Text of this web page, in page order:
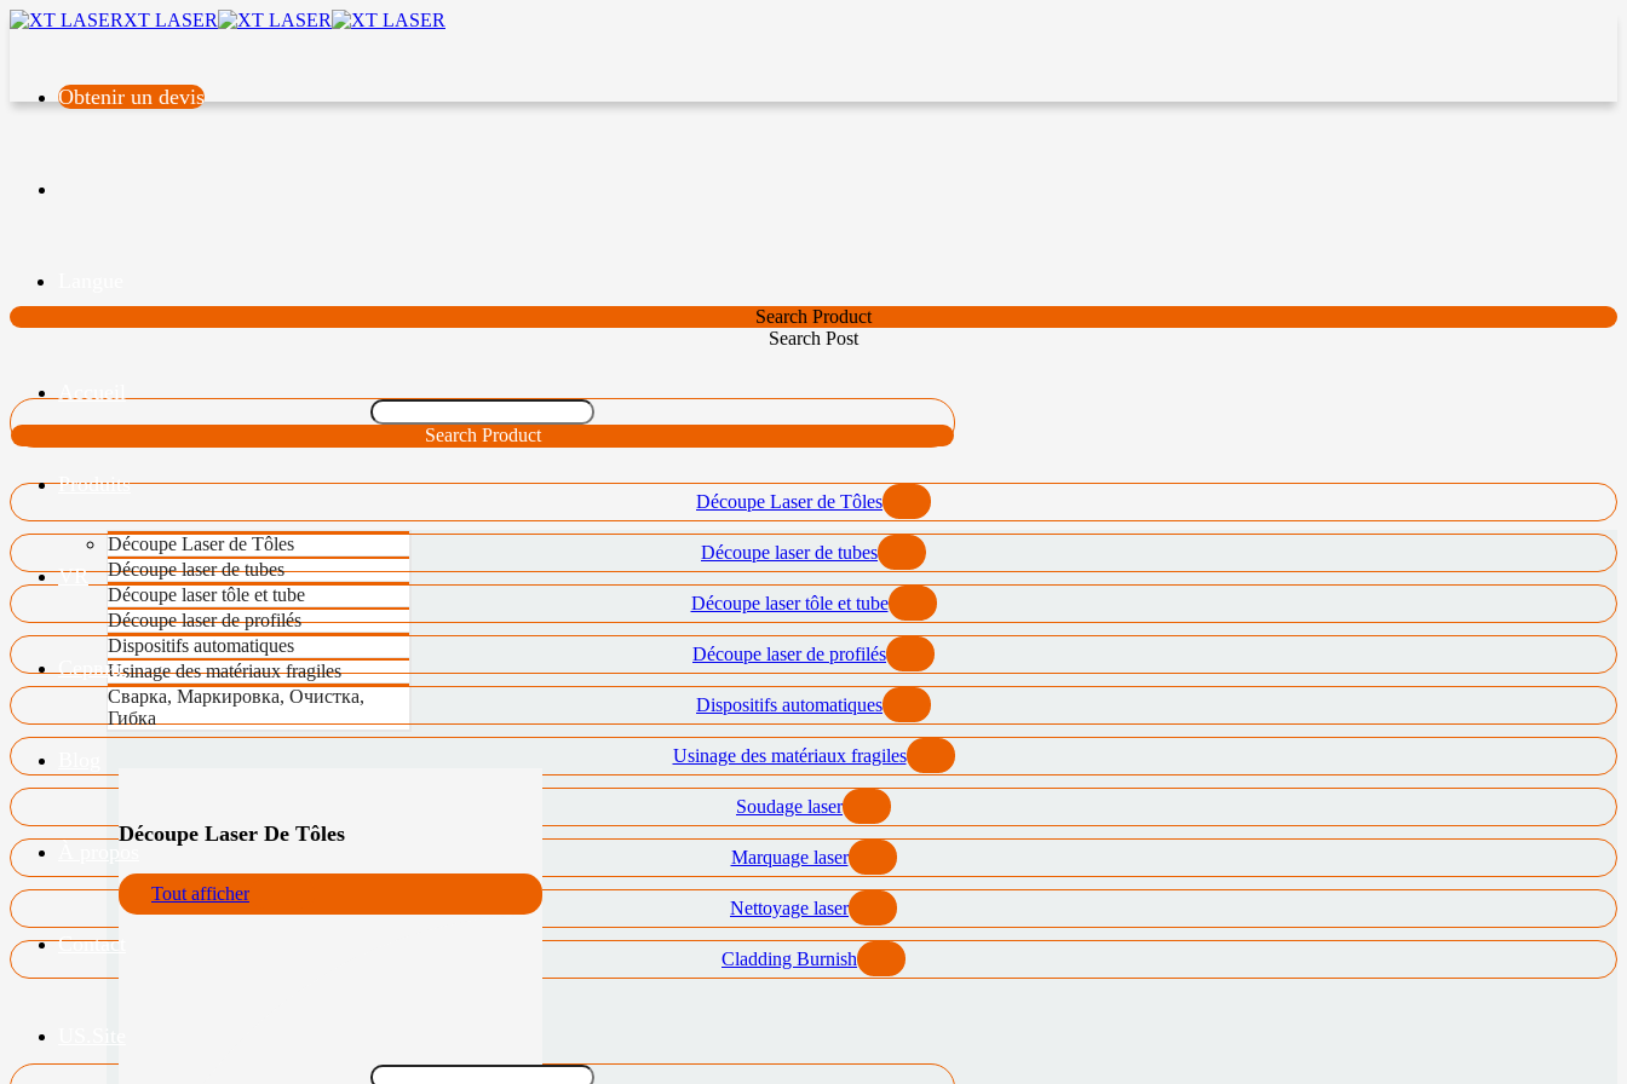
XT LASER
Obtenir un devis
Accueil
Produits
Découpe Laser de Tôles
Découpe laser de tubes
Découpe laser tôle et tube
Découpe laser de profilés
Dispositifs automatiques
Usinage des matériaux fragiles
Сварка, Маркировка, Очистка,
Гибка
Découpe Laser De Tôles
Tout afficher
VR
Сервис
Contact
Search Product
Search Post
Search Product
Découpe Laser de Tôles
Découpe laser de tubes
Découpe laser tôle et tube
Découpe laser de profilés
Dispositifs automatiques
Usinage des matériaux fragiles
Soudage laser
Marquage laser
Nettoyage laser
Cladding Burnish